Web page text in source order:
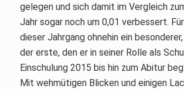
gelegen und sich damit im Vergleich
Jahr sogar noch um 0,01 verbessert.
dieser Jahrgang ohnehin ein
der erste, den er in seiner Rolle als
Einschulung 2015 bis hin zum Abitur
Mit wehmütigen Blicken und einigen